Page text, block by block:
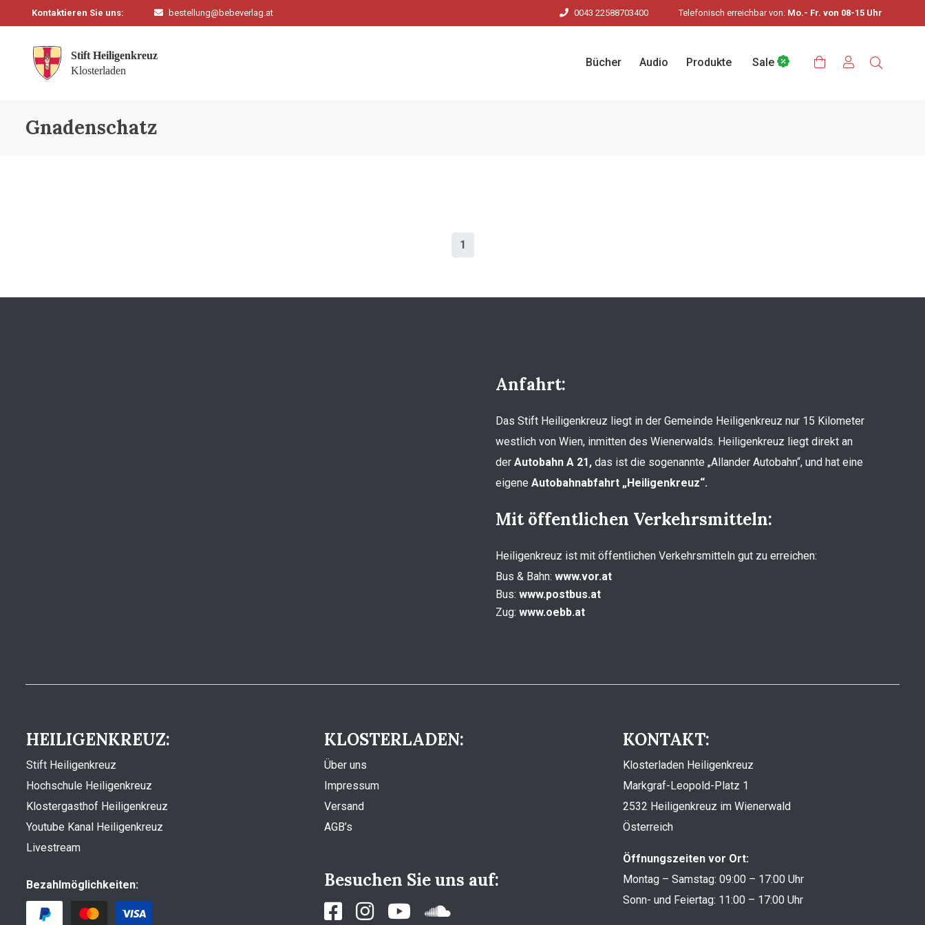
Kontaktieren Sie uns: bestellung@bebeverlag.at 0043 22588703400 Telefonisch erreichbar von: Mo.- Fr. von 08-15 Uhr
Bücher Audio Produkte Sale
Gnadenschatz
1
Anfahrt:
Das Stift Heiligenkreuz liegt in der Gemeinde Heiligenkreuz nur 15 Kilometer
westlich von Wien, inmitten des Wienerwalds. Heiligenkreuz liegt direkt an
der Autobahn A 21, das ist die sogenannte „Allander Autobahn“, und hat eine
eigene Autobahnabfahrt „Heiligenkreuz“.
Mit öffentlichen Verkehrsmitteln:
Heiligenkreuz ist mit öffentlichen Verkehrsmitteln gut zu erreichen:
Bus & Bahn: www.vor.at
Bus: www.postbus.at
Zug: www.oebb.at
HEILIGENKREUZ:
Stift Heiligenkreuz
Hochschule Heiligenkreuz
Klostergasthof Heiligenkreuz
Youtube Kanal Heiligenkreuz
Livestream
Bezahlmöglichkeiten:
KLOSTERLADEN:
Über uns
Impressum
Versand
AGB’s
Besuchen Sie uns auf:
KONTAKT:
Klosterladen Heiligenkreuz
Markgraf-Leopold-Platz 1
2532 Heiligenkreuz im Wienerwald
Österreich
Öffnungszeiten vor Ort:
Montag – Samstag: 09:00 – 17:00 Uhr
Sonn- und Feiertag: 11:00 – 17:00 Uhr